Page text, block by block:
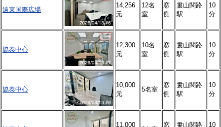
遠東国際広場
14,256
元
12名
室
窓
側
婁山関路
駅
10
分
協泰中心
12,300
元
10名
室
窓
側
婁山関路
駅
10
分
協泰中心
10,000
元
5名室
窓
側
婁山関路
駅
10
分
11,000
窓
婁山関路
10